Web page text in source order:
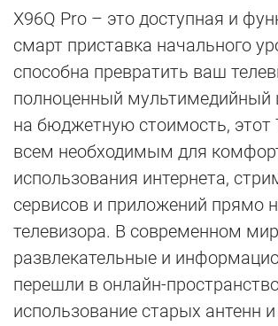
X96Q Pro – это доступная и
смарт приставка начального
способна превратить ваш
полноценный мультимедийный
на бюджетную стоимость, этот
всем необходимым для
использования интернета,
сервисов и приложений прямо
телевизора. В современном
развлекательные и
перешли в онлайн-
использование старых антенн